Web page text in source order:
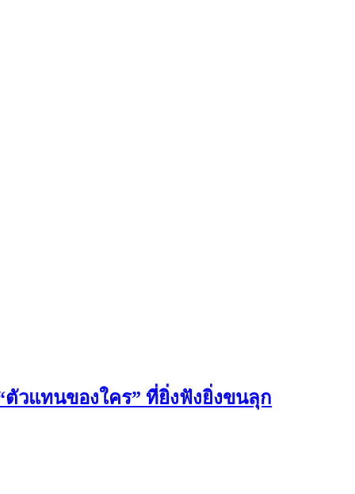
ตัวแทนของใคร” ที่ยิ่งฟังยิ่งขนลุก